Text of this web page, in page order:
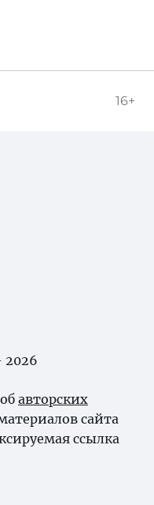
16+
2026
авторских
сайта
ссылка